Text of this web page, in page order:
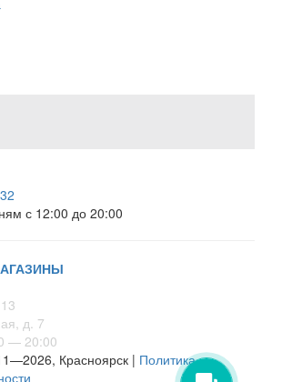
с 12:00 до 20:00
д. 7
— 20:00
Красноярск | Политика